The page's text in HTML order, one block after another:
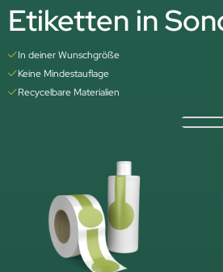
Etiketten in
In deiner Wunschgröße
Keine Mindestauflage
Recycelbare Materialien